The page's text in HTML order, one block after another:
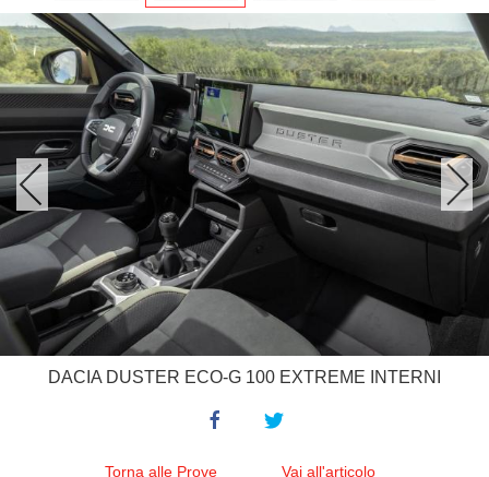
DACIA DUSTER ECO-G 100 EXTREME INTERNI
Torna alle Prove Vai all'articolo